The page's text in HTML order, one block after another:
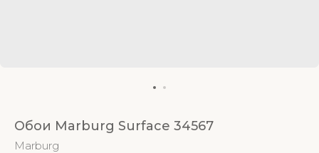
Обои Marburg Surface 34567
Marburg